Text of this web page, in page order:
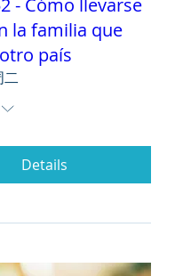
la familia que
país
二
Details